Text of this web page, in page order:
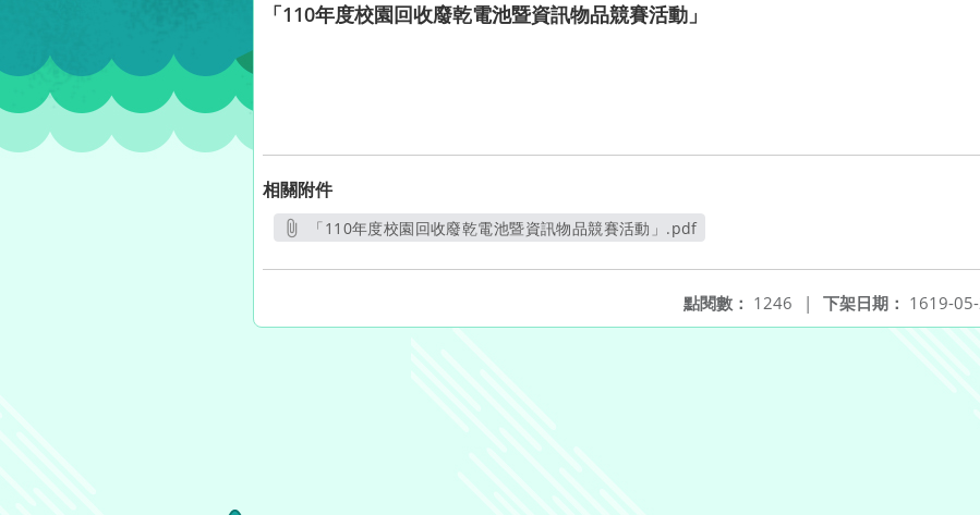
「110年度校園回收廢乾電池暨資訊物品競賽活動」
相關附件
「110年度校園回收廢乾電池暨資訊物品競賽活動」.pdf
下架日期： 1619-
點閱數： 1246 |